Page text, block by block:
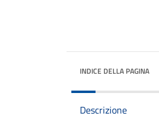
INDICE DELLA PAGINA
Descrizione